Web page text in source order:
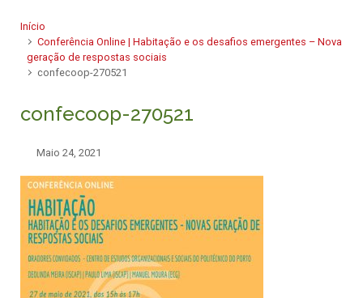
Início
Conferência Online | Habitação e os desafios emergentes – Nova
geração de respostas sociais
confecoop-270521
confecoop-270521
Maio 24, 2021